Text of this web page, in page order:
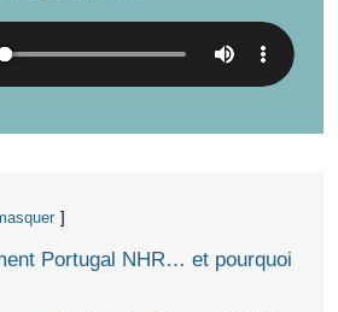
Portugal NHR… et pourquoi